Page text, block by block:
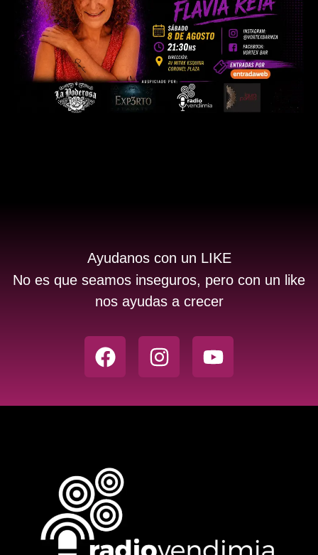
Ayudanos con un LIKE
No es que seamos inseguros, pero con un like
nos ayudas a crecer